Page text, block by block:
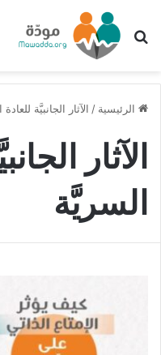
بحث عن
الرئيسية / الآثار الجانبيَّة
الآثار
السريَّة